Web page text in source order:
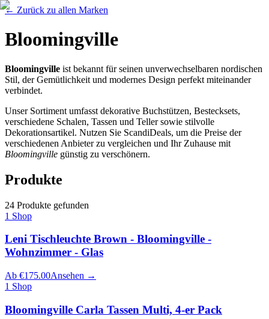
← Zurück zu allen Marken
Bloomingville
Bloomingville ist bekannt für seinen unverwechselbaren nordischen
Stil, der Gemütlichkeit und modernes Design perfekt miteinander
verbindet.
Unser Sortiment umfasst dekorative Buchstützen, Bestecksets,
verschiedene Schalen, Tassen und Teller sowie stilvolle
Dekorationsartikel. Nutzen Sie ScandiDeals, um die Preise der
verschiedenen Anbieter zu vergleichen und Ihr Zuhause mit
Bloomingville günstig zu verschönern.
Produkte
24 Produkte gefunden
1 Shop
Leni Tischleuchte Brown - Bloomingville -
Wohnzimmer - Glas
Ab €175.00Ansehen →
1 Shop
Bloomingville Carla Tassen Multi, 4‑er Pack